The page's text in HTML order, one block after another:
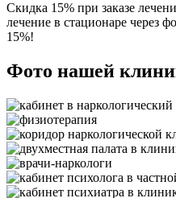
Скидка 15% при заказе
лечение в стационаре через
15%!
Фото нашей